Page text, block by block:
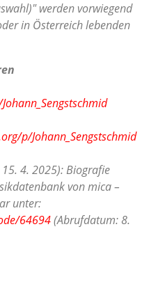
werden vorwiegend
in Österreich lebenden
p/Johann_Sengstschmid
4. 2025): Biografie
von mica –
unter:
64694(Abrufdatum: 8.